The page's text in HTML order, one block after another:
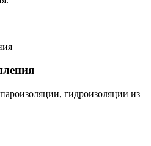
гидроизоляции из